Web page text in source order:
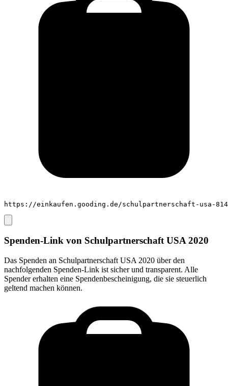
https://einkaufen.gooding.de/schulpartnerschaft-usa-
Spenden-Link von Schulpartnerschaft USA 2020
Das Spenden an Schulpartnerschaft USA 2020 über den
nachfolgenden Spenden-Link ist sicher und transparent. Alle
Spender erhalten eine Spendenbescheinigung, die sie steuerlich
geltend machen können.